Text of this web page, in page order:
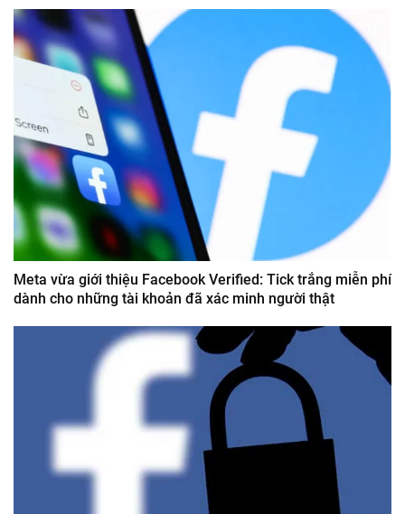
Meta vừa giới thiệu Facebook Verified: Tick trắng miễn phí
dành cho những tài khoản đã xác minh người thật